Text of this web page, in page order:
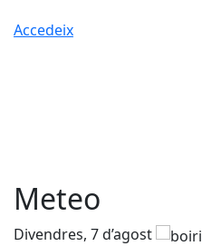
Accedeix
Meteo
Divendres, 7 d’agost